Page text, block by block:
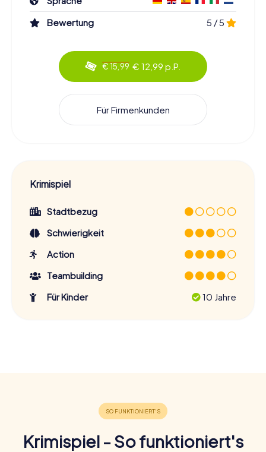
Bewertung
5 / 5
€ 15,99 € 12,99 p.P.
Für Firmenkunden
Krimispiel
Stadtbezug
Schwierigkeit
Action
Teambuilding
Für Kinder
10 Jahre
Krimispiel - So funktioniert's